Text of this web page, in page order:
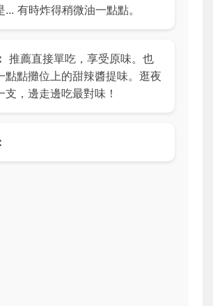
有時炸得稍微油一點點。
推薦直接單吃，享受原味。也
點點攤位上的甜辣醬提味。逛夜
支，邊走邊吃最對味！